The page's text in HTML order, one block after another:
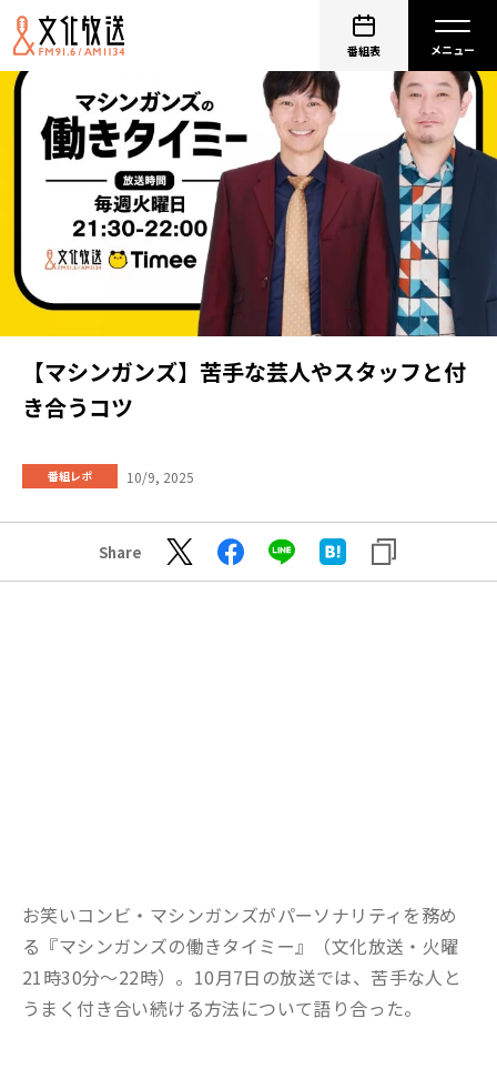
番組表
【マシンガンズ】苦手な芸人やスタッフと付
き合うコツ
番組レポ 10/9, 2025
Share
お笑いコンビ・マシンガンズがパーソナリティを務め
る『マシンガンズの働きタイミー』（文化放送・火曜
21時30分～22時）。10月7日の放送では、苦手な人と
うまく付き合い続ける方法について語り合った。